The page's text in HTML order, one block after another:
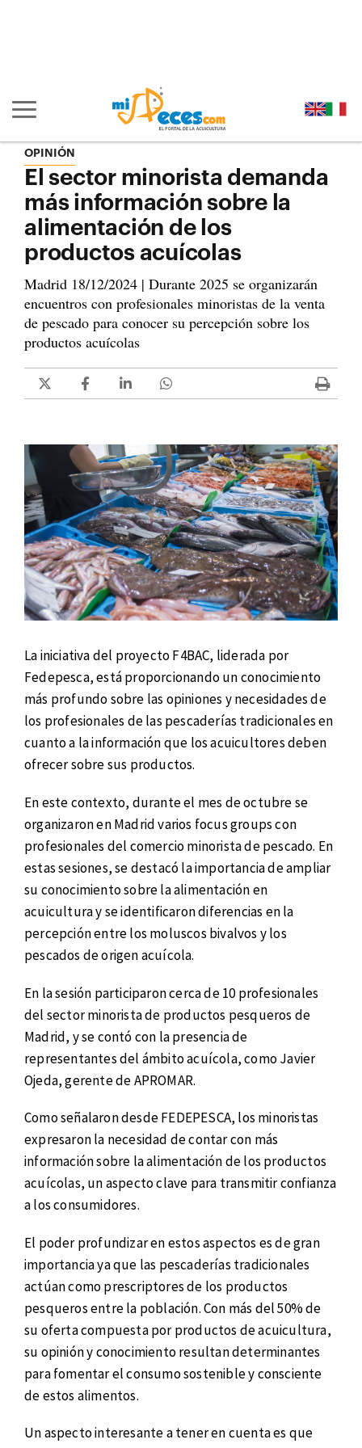
Mostrar/ocultar navegación principal
OPINIÓN
El sector minorista demanda
más información sobre la
alimentación de los
productos acuícolas
Madrid 18/12/2024 | Durante 2025 se organizarán
encuentros con profesionales minoristas de la venta
de pescado para conocer su percepción sobre los
productos acuícolas
La iniciativa del proyecto F4BAC, liderada por
Fedepesca, está proporcionando un conocimiento
más profundo sobre las opiniones y necesidades de
los profesionales de las pescaderías tradicionales en
cuanto a la información que los acuicultores deben
ofrecer sobre sus productos.
En este contexto, durante el mes de octubre se
organizaron en Madrid varios focus groups con
profesionales del comercio minorista de pescado. En
estas sesiones, se destacó la importancia de ampliar
su conocimiento sobre la alimentación en
acuicultura y se identificaron diferencias en la
percepción entre los moluscos bivalvos y los
pescados de origen acuícola.
En la sesión participaron cerca de 10 profesionales
del sector minorista de productos pesqueros de
Madrid, y se contó con la presencia de
representantes del ámbito acuícola, como Javier
Ojeda, gerente de APROMAR.
Como señalaron desde FEDEPESCA, los minoristas
expresaron la necesidad de contar con más
información sobre la alimentación de los productos
acuícolas, un aspecto clave para transmitir confianza
a los consumidores.
El poder profundizar en estos aspectos es de gran
importancia ya que las pescaderías tradicionales
actúan como prescriptores de los productos
pesqueros entre la población. Con más del 50% de
su oferta compuesta por productos de acuicultura,
su opinión y conocimiento resultan determinantes
para fomentar el consumo sostenible y consciente
de estos alimentos.
Un aspecto interesante a tener en cuenta es que